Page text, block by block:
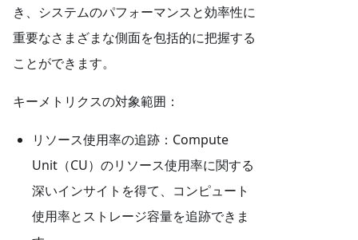
き、システムのパフォーマンスと効率性に
重要なさまざまな側面を包括的に把握する
ことができます。
キーメトリクスの対象範囲：
リソース使用率の追跡：Compute
Unit（CU）のリソース使用率に関する
深いインサイトを得て、コンピュート
使用率とストレージ容量を追跡できま